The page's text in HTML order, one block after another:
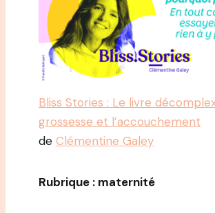
Bliss Stories : Le livre
grossesse et l’accouchement
de Clémentine Galey
Rubrique : maternité